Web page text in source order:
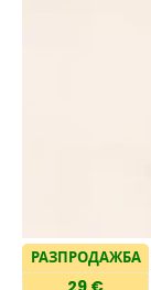
РАЗПРОДАЖБА